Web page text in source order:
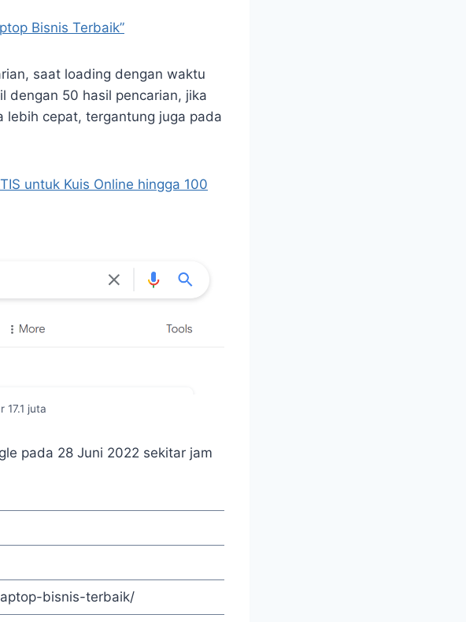
Bisnis Terbaik”
saat loading dengan waktu
dengan 50 hasil pencarian, jika
lebih cepat, tergantung juga pada
untuk Kuis Online hingga 100
17.1 juta
pada 28 Juni 2022 sekitar jam
bisnis-terbaik/